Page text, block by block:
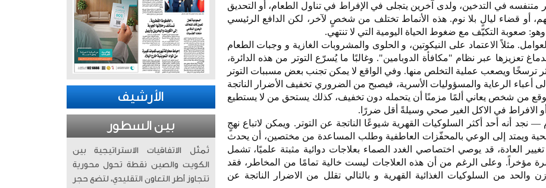
متنفسه في التدخين، ولدى آخرين يتجلى في الإفراط في تناول الطعام، أو التحديق
أو قضاء ليالٍ بلا نوم. هذه الأنماط تختلف من شخصٍ لآخر، لكن الدافع الرئيسي
وهو: صعوبة التكيّف مع ضغوط الحياة اليومية التي لا تنتهي.
مثلاً الاعتماد على النيكوتين، و الحلوى والمشروبات الغازية و وجبات الطعام
تعزيزها عبر نظام "مكافأة الدوبامين". وغالبًا ما يُسرّع التوتر من هذه الدائرة،
ترسخًا ويصعب عملية التخلص منها. وفي الواقع لا يمكن تجنب بعض مسببات التوتر
أعباء الرعاية والمسؤوليات الأسرية، فيصبح من الضروري تخفيف الأضرار الناتجة
من شخص يعاني ألمًا مزمنًا أن يتحمله دون تخفيف، كذلك يستحق من لا يستطيع
الافراط في الاكل الغير صحي وسيلةً أقل ضررًا.
— نجد أنه أحد أكثر السلوكيات القهرية شيوعًا الناتجة عن التوتر. ويمكن لاتباع نهجٍ
ويمتد إلى الوعي بالمحفّزات العاطفية وطلب المساعدة من مختصين، أن يحدث
العادة، قد يوصي اختصاصي الغدد الصماء بعلاجات دوائية مثبتة علميًا، تشمل
مؤخراً. وعلى الرغم من أن هذه العلاجات ليست خالية تمامًا من المخاطر، فقد
والحد من السلوكيات الغذائية القهرية و بالتالي تقلل من الاضرار الناتجة عن
الأرشيف
بين السطور
تُمثّل الاتفاقيات الاستراتيجية بين
الكويت والصين نقطة تحول محورية
تتجاوز أطر التعاون التقليدي، لتضع حجر